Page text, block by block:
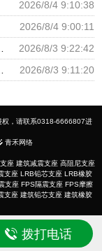
2026/8/4 9:10:38
2026/8/4 9:00:11
橡胶支座生产厂家
2026/8/3 9:22:42
支座厂家电话
2026/8/3 9:11:20
拨打电话
权，请联系0318-6666807进
青禾网络
座 建筑减震支座 高阻尼支座
支座 LRB铅芯支座 LRB橡胶
支座 FPS隔震支座 FPS摩擦
支座 建筑铅芯支座 建筑橡胶